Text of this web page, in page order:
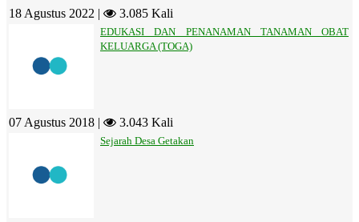
18 Agustus 2022 | 3.085 Kali
EDUKASI DAN PENANAMAN TANAMAN OBAT
KELUARGA (TOGA)
07 Agustus 2018 | 3.043 Kali
Sejarah Desa Getakan